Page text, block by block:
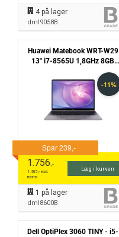
4på lager
dml9058B
Huawei Matebook WRT-W29
13'' i7-8565U 1,8GHz 8GB
512GB NVMe Win 11 Pro -
Grade B
1.756,-
1.405,- excl.
moms
Læg i kurven
1 på lager
dml8600B
Dell OptiPlex 3060 TINY - i5-